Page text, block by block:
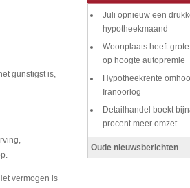
gunstigst is,
vermogen is
Juli opnieuw een
hypotheekmaand
Woonplaats heeft
op hoogte autopremie
Hypotheekrente
Iranoorlog
Detailhandel boekt
procent meer omzet
Oude nieuwsberichten